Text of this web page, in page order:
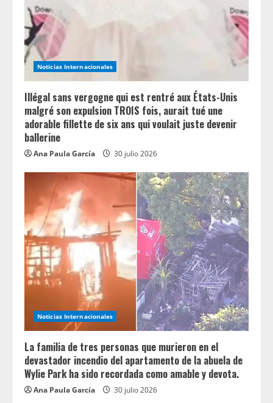
Noticias Internacionales
Illégal sans vergogne qui est rentré aux États-Unis
malgré son expulsion TROIS fois, aurait tué une
adorable fillette de six ans qui voulait juste devenir
ballerine
Ana Paula García 30 julio 2026
Noticias Internacionales
La familia de tres personas que murieron en el
devastador incendio del apartamento de la abuela de
Wylie Park ha sido recordada como amable y devota.
Ana Paula García 30 julio 2026